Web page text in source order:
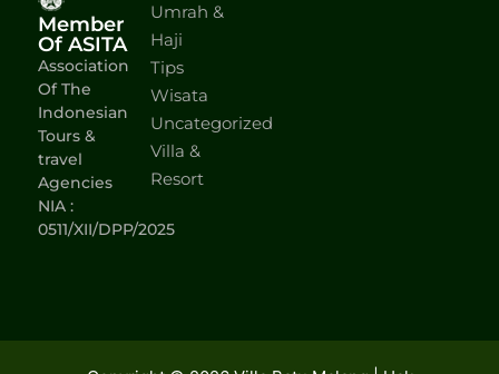
Member
Of ASITA
Association
Of The
Indonesian
Tours &
travel
Agencies
NIA :
0511/XII/DPP/2025
Umrah &
Haji
Tips
Wisata
Uncategorized
Villa &
Resort